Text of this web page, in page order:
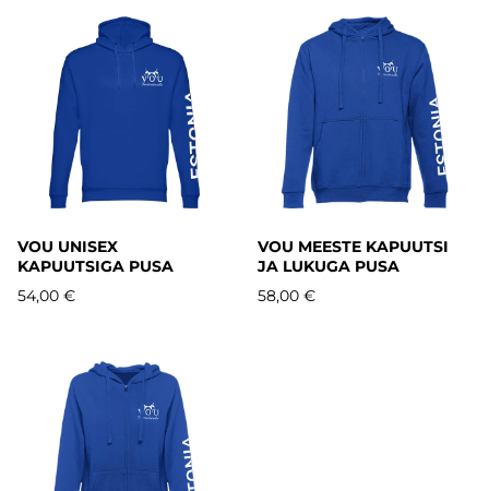
VOU UNISEX
KAPUUTSIGA PUSA
54,00 €
VOU MEESTE KAPUUTSI
JA LUKUGA PUSA
58,00 €